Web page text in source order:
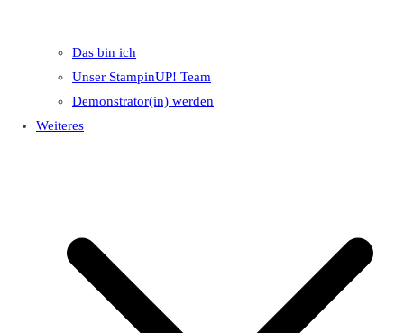
Das bin ich
Unser StampinUP! Team
Demonstrator(in) werden
Weiteres